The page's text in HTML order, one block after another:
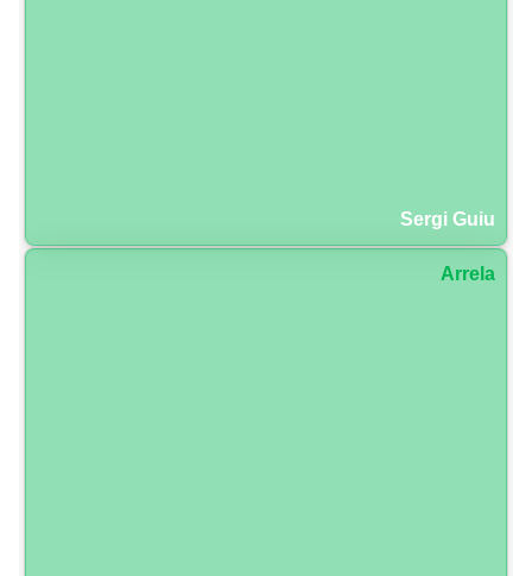
Sergi Guiu
Arrela